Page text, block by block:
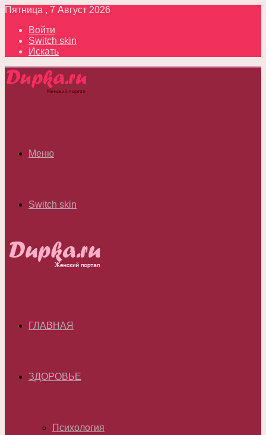
Пятница , 7 Август 2026
Войти
Switch skin
Искать
Меню
Switch skin
ГЛАВНАЯ
ЗДОРОВЬЕ
Психология